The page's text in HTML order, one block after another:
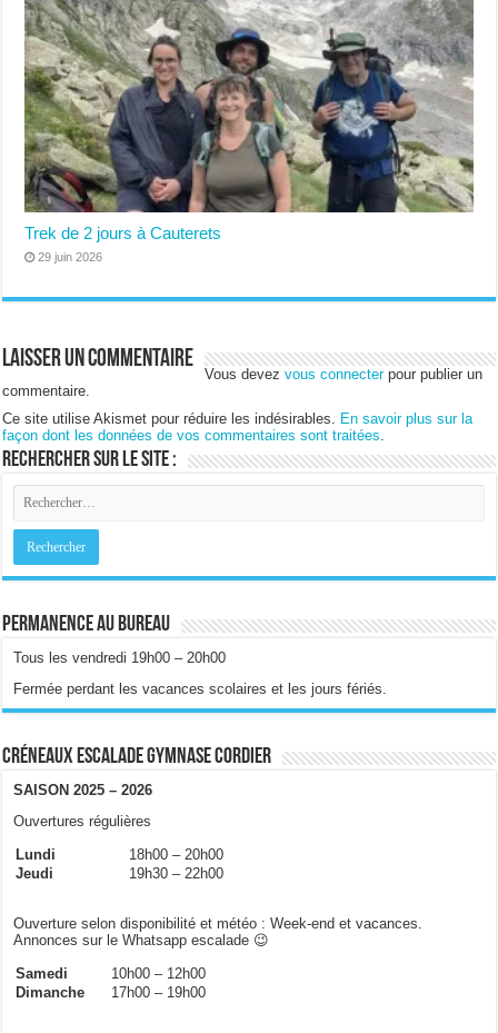
Trek de 2 jours à Cauterets
29 juin 2026
Laisser un commentaire
Vous devezvous connecterpour publier un
commentaire.
Ce site utilise Akismet pour réduire les indésirables. En savoir plus sur la
façon dont les données de vos commentaires sont traitées.
Rechercher sur le site :
Permanence au bureau
Tous les vendredi 19h00 – 20h00
Fermée perdant les vacances scolaires et les jours fériés.
Créneaux escalade gymnase Cordier
SAISON 2025 – 2026
Ouvertures régulières
Lundi
18h00 – 20h00
Jeudi
19h30 – 22h00
Ouverture selon disponibilité et météo : Week-end et vacances.
Annonces sur le Whatsapp escalade 😉
Samedi
10h00 – 12h00
Dimanche
17h00 – 19h00